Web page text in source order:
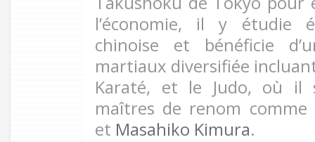
l’économie, il y étudie
chinoise et bénéficie
martiaux diversifiée
Karaté, et le Judo, où il
maîtres de renom comme
et Masahiko Kimura.